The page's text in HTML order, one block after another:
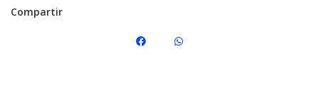
Compartir